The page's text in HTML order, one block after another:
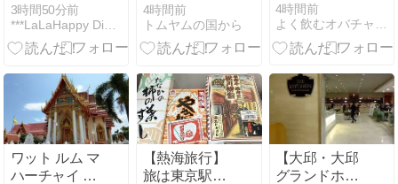
3時間50分前
す！！！：
Pad Thai &
Tom Yum 2
4時間前
トムヤムの国から
4時間前
ワット ルム マ
ハーチャイ チ
【熱海旅行】
旅は東京駅か
【大邱・大邱
グランドホテ